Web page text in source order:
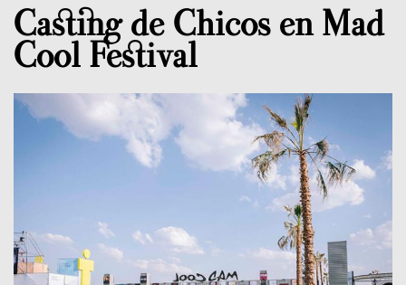
Casting de Chicos en Mad
Cool Festival